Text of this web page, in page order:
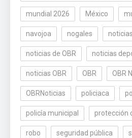
mundial 2026 México
navojoa nogales
noticias de OBR noticias
noticias OBR OBR OBR
OBRNoticias policiaca
policía municipal protección
robo seguridad pública